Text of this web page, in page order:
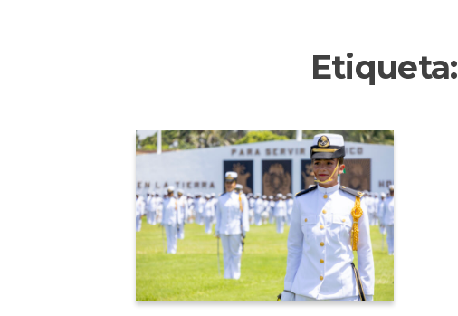
Etiqueta: